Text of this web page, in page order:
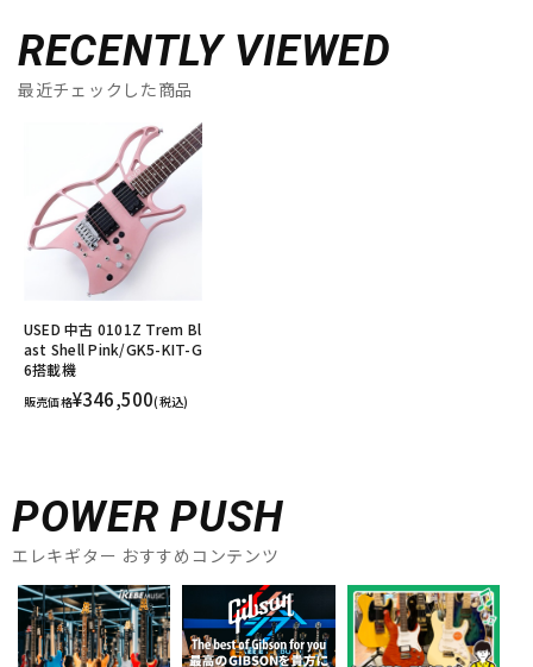
RECENTLY VIEWED
最近チェックした商品
USED 中古 0101Z Trem Bl
ast Shell Pink/GK5-KIT-G
6搭載機
販売価格¥346,500(税込)
POWER PUSH
エレキギター おすすめコンテンツ